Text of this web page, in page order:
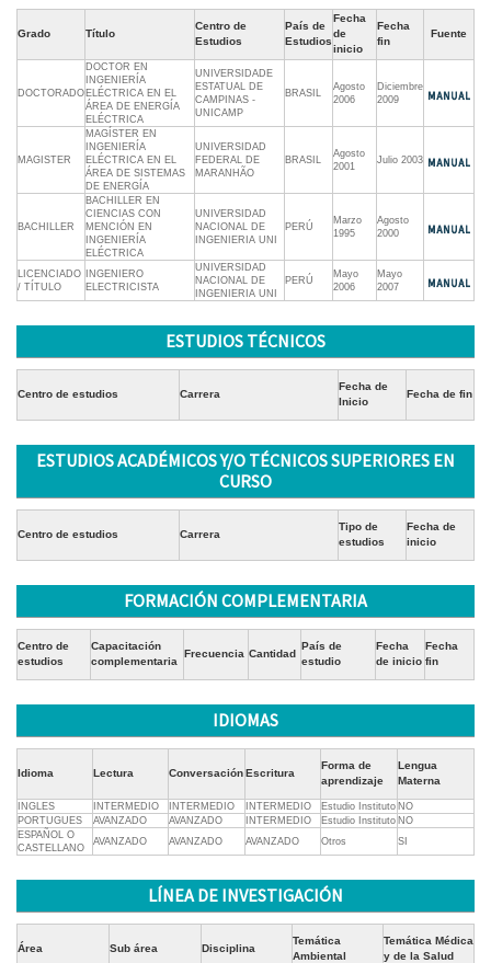
Grado Título
Centro de
Estudios
País de
Estudios
Fecha
de
inicio
Fecha
fin
Fuente
DOCTORADO
DOCTOR EN
INGENIERÍA
ELÉCTRICA EN EL
ÁREA DE ENERGÍA
ELÉCTRICA
UNIVERSIDADE
ESTATUAL DE
CAMPINAS -
UNICAMP
BRASIL
Agosto
2006
Diciembre
2009
MAGISTER
MAGÍSTER EN
INGENIERÍA
ELÉCTRICA EN EL
ÁREA DE SISTEMAS
DE ENERGÍA
UNIVERSIDAD
FEDERAL DE
MARANHÃO
BRASIL
Agosto
2001
Julio 2003
BACHILLER
BACHILLER EN
CIENCIAS CON
MENCIÓN EN
INGENIERÍA
ELÉCTRICA
UNIVERSIDAD
NACIONAL DE
INGENIERIA UNI
PERÚ
Marzo
1995
Agosto
2000
LICENCIADO
/ TÍTULO
INGENIERO
ELECTRICISTA
UNIVERSIDAD
NACIONAL DE
INGENIERIA UNI
PERÚ
Mayo
2006
Mayo
2007
ESTUDIOS TÉCNICOS
Centro de estudios Carrera
Fecha de
Inicio
Fecha de fin
ESTUDIOS ACADÉMICOS Y/O TÉCNICOS SUPERIORES EN
CURSO
Centro de estudios Carrera
Tipo de
estudios
Fecha de
inicio
FORMACIÓN COMPLEMENTARIA
Centro de
estudios
Capacitación
complementaria
Frecuencia Cantidad
País de
estudio
Fecha
de inicio
Fecha
fin
IDIOMAS
Idioma Lectura ConversaciónEscritura
Forma de
aprendizaje
Lengua
Materna
INGLES INTERMEDIO INTERMEDIO INTERMEDIO Estudio Instituto NO
PORTUGUES
AVANZADO AVANZADO INTERMEDIO Estudio Instituto NO
ESPAÑOL O
CASTELLANO
AVANZADO AVANZADO AVANZADO Otros SI
LÍNEA DE INVESTIGACIÓN
Área Sub área Disciplina
Temática
Ambiental
Temática Médica
y de la Salud